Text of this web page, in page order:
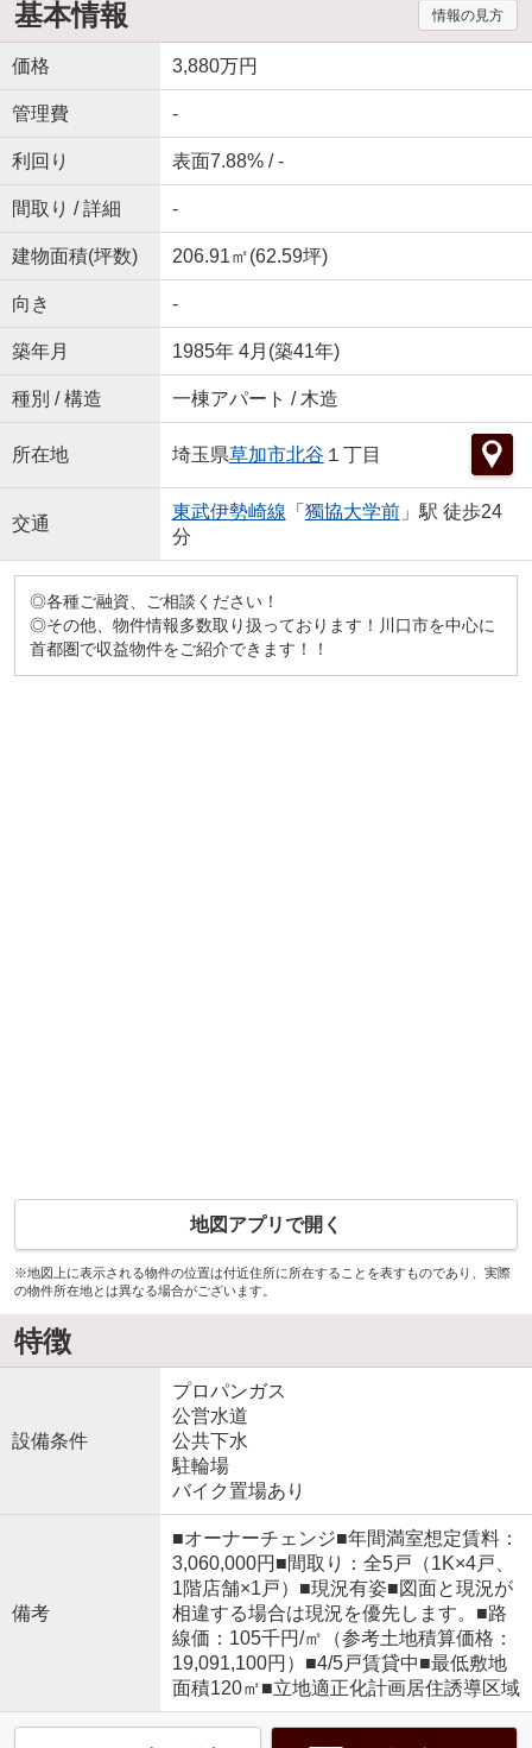
基本情報 情報の見方
価格 3,880万円
管理費 -
利回り 表面7.88% / -
間取り / 詳細 -
建物面積(坪数) 206.91㎡(62.59坪)
向き -
築年月 1985年 4月(築41年)
種別 / 構造 一棟アパート / 木造
所在地 埼玉県草加市北谷 １丁目
交通
東武伊勢崎線 「 獨協大学前」駅 徒歩24
分
◎各種ご融資、ご相談ください！
◎その他、物件情報多数取り扱っております！川口市を中心に
首都圏で収益物件をご紹介できます！！
地図アプリで開く
※地図上に表示される物件の位置は付近住所に所在することを表すものであり、実際
の物件所在地とは異なる場合がございます。
特徴
設備条件
プロパンガス
公営水道
公共下水
駐輪場
バイク置場あり
備考
■オーナーチェンジ■年間満室想定賃料：
3,060,000円■間取り：全5戸（1K×4戸、
1階店舗×1戸）■現況有姿■図面と現況が
相違する場合は現況を優先します。■路
線価：105千円/㎡（参考土地積算価格：
19,091,100円）■4/5戸賃貸中■最低敷地
面積120㎡■立地適正化計画居住誘導区域